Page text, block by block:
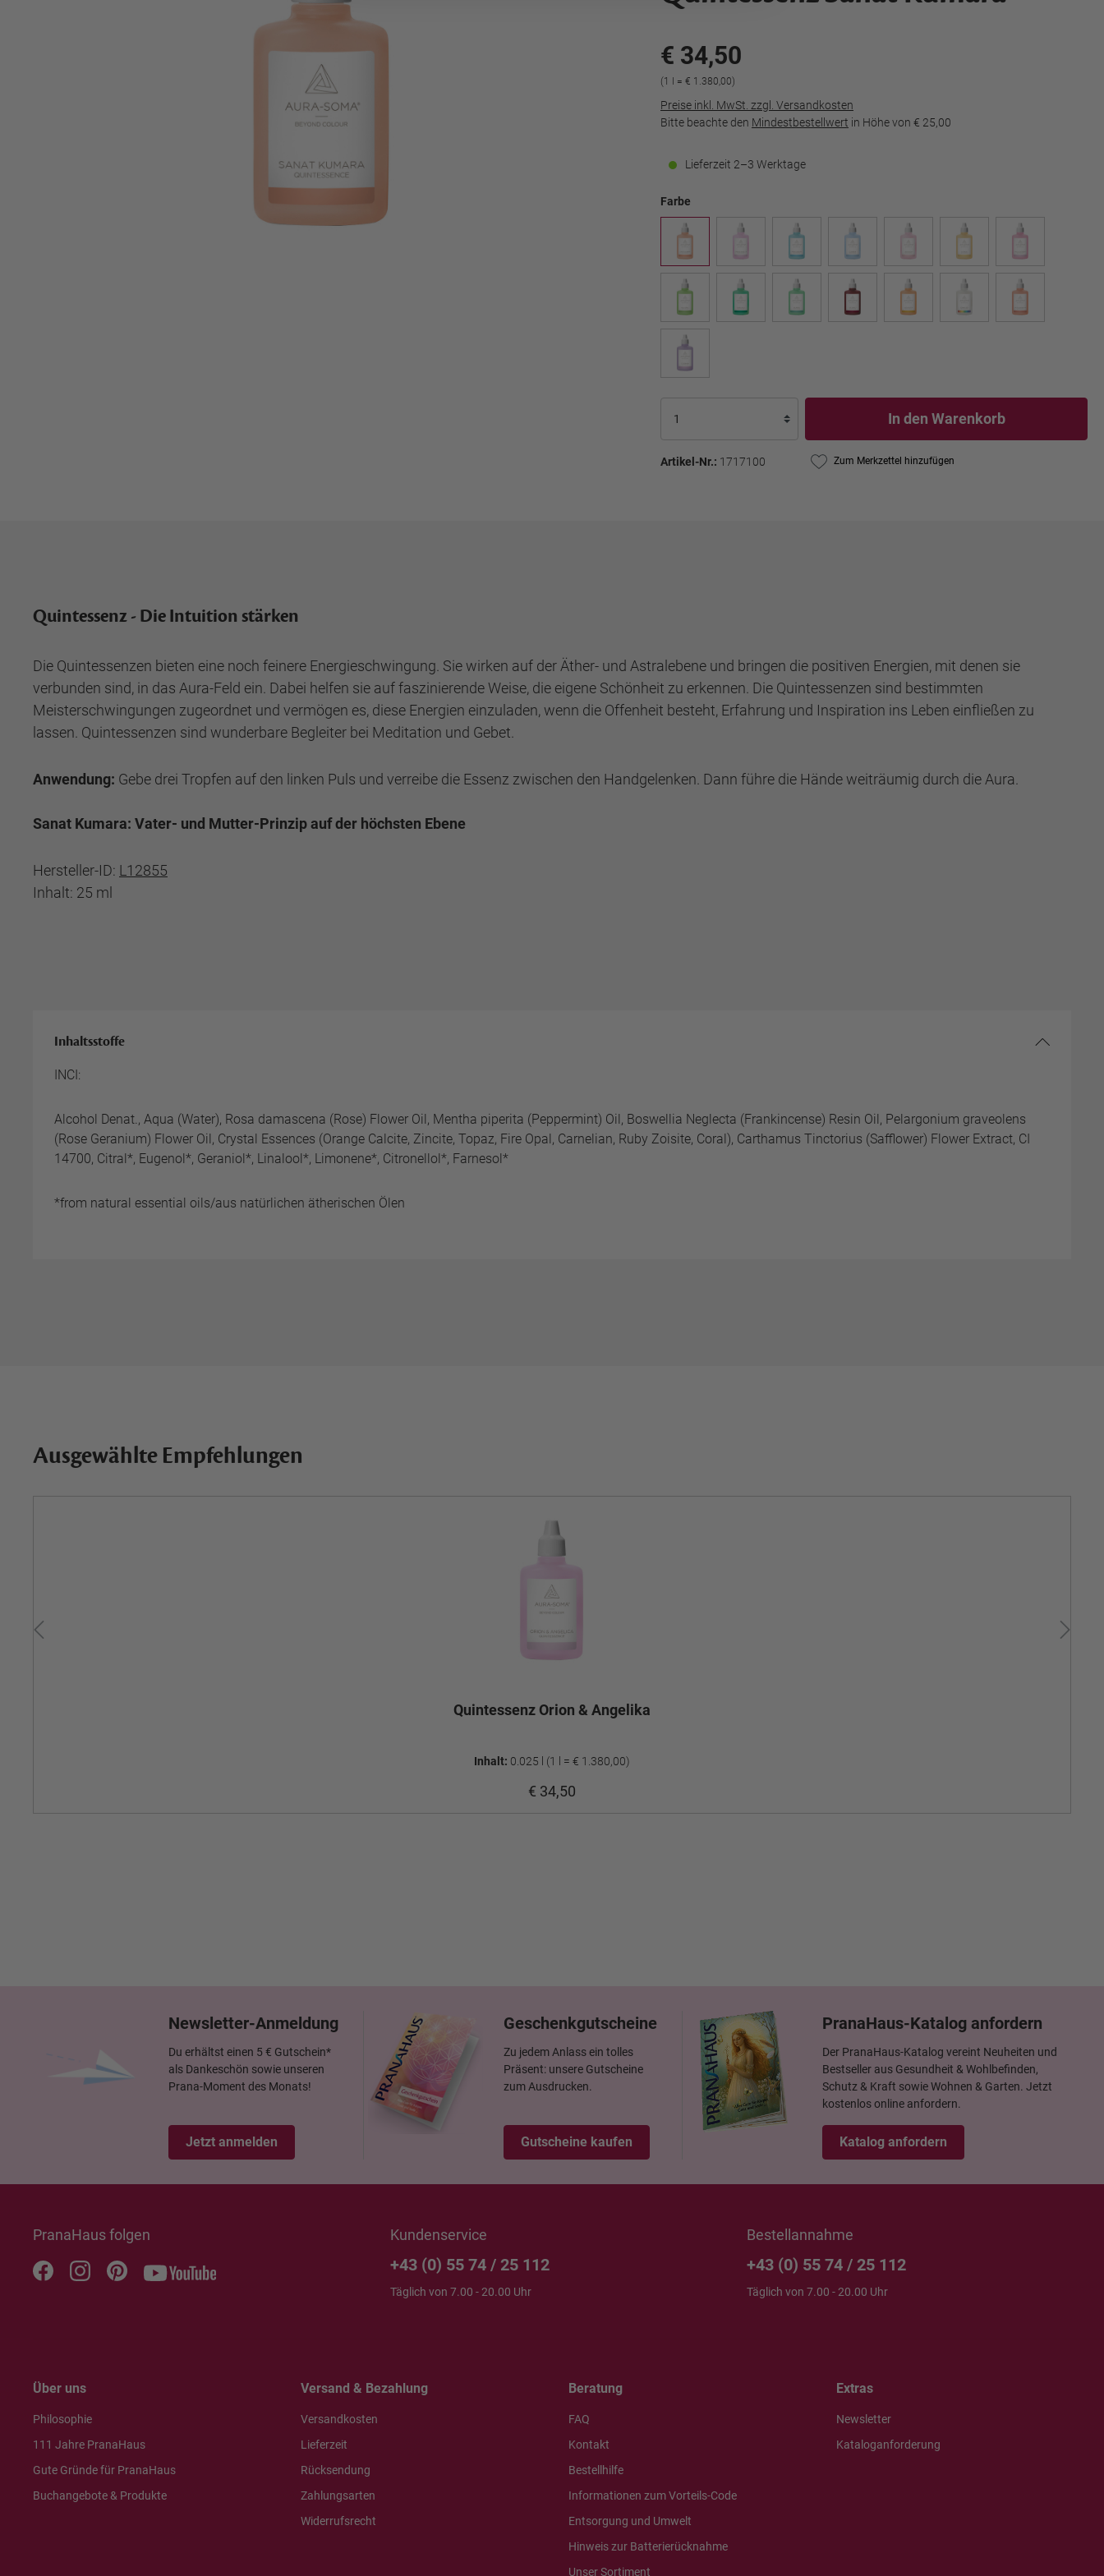
€ 34,50
(1 l = € 1.380,00)
Preise inkl. MwSt. zzgl. Versandkosten
Bitte beachte den Mindestbestellwert in Höhe von € 25,00
Lieferzeit 2–3 Werktage
Farbe
In den Warenkorb
Artikel-Nr.: 1717100 Zum Merkzettel hinzufügen
Quintessenz - Die Intuition stärken
Die Quintessenzen bieten eine noch feinere Energieschwingung. Sie wirken auf der Äther- und Astralebene und bringen die positiven Energien, mit denen sie
verbunden sind, in das Aura-Feld ein. Dabei helfen sie auf faszinierende Weise, die eigene Schönheit zu erkennen. Die Quintessenzen sind bestimmten
Meisterschwingungen zugeordnet und vermögen es, diese Energien einzuladen, wenn die Offenheit besteht, Erfahrung und Inspiration ins Leben einfließen zu
lassen. Quintessenzen sind wunderbare Begleiter bei Meditation und Gebet.
Anwendung: Gebe drei Tropfen auf den linken Puls und verreibe die Essenz zwischen den Handgelenken. Dann führe die Hände weiträumig durch die Aura.
Sanat Kumara: Vater- und Mutter-Prinzip auf der höchsten Ebene
Hersteller-ID: L12855
Inhalt: 25 ml
Inhaltsstoffe
INCI:
Alcohol Denat., Aqua (Water), Rosa damascena (Rose) Flower Oil, Mentha piperita (Peppermint) Oil, Boswellia Neglecta (Frankincense) Resin Oil, Pelargonium graveolens
(Rose Geranium) Flower Oil, Crystal Essences (Orange Calcite, Zincite, Topaz, Fire Opal, Carnelian, Ruby Zoisite, Coral), Carthamus Tinctorius (Safflower) Flower Extract, CI
14700, Citral*, Eugenol*, Geraniol*, Linalool*, Limonene*, Citronellol*, Farnesol*
*from natural essential oils/aus natürlichen ätherischen Ölen
Ausgewählte Empfehlungen
Quintessenz Orion & Angelika
Inhalt: 0.025 l (1 l = € 1.380,00)
€ 34,50
Newsletter-Anmeldung
Du erhältst einen 5 € Gutschein*
als Dankeschön sowie unseren
Prana-Moment des Monats!
Jetzt anmelden
Geschenkgutscheine
Zu jedem Anlass ein tolles
Präsent: unsere Gutscheine
zum Ausdrucken.
Gutscheine kaufen
PranaHaus-Katalog anfordern
Der PranaHaus-Katalog vereint Neuheiten und
Bestseller aus Gesundheit & Wohlbefinden,
Schutz & Kraft sowie Wohnen & Garten. Jetzt
kostenlos online anfordern.
Katalog anfordern
PranaHaus folgen Kundenservice
+43 (0) 55 74 / 25 112
Täglich von 7.00 - 20.00 Uhr
Bestellannahme
+43 (0) 55 74 / 25 112
Täglich von 7.00 - 20.00 Uhr
Über uns
Philosophie
111 Jahre PranaHaus
Gute Gründe für PranaHaus
Buchangebote & Produkte
Versand & Bezahlung
Versandkosten
Lieferzeit
Rücksendung
Zahlungsarten
Widerrufsrecht
Beratung
FAQ
Kontakt
Bestellhilfe
Informationen zum Vorteils-Code
Entsorgung und Umwelt
Hinweis zur Batterierücknahme
Unser Sortiment
Extras
Newsletter
Kataloganforderung